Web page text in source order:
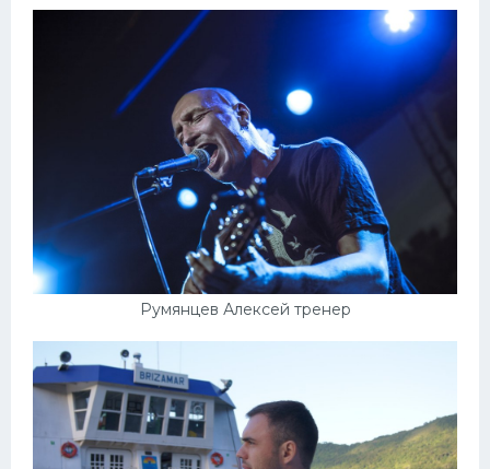
Румянцев Алексей тренер